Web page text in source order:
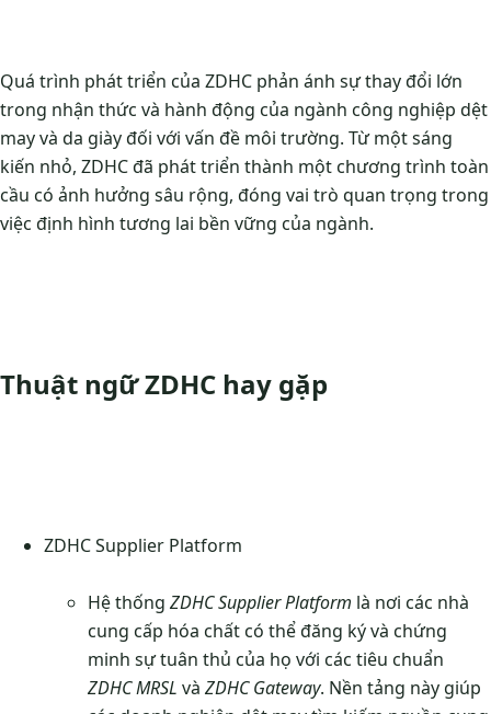
Quá trình phát triển của ZDHC phản ánh sự thay đổi lớn
trong nhận thức và hành động của ngành công nghiệp dệt
may và da giày đối với vấn đề môi trường. Từ một sáng
kiến nhỏ, ZDHC đã phát triển thành một chương trình toàn
cầu có ảnh hưởng sâu rộng, đóng vai trò quan trọng trong
việc định hình tương lai bền vững của ngành.
Thuật ngữ ZDHC hay gặp
ZDHC Supplier Platform
Hệ thống ZDHC Supplier Platform là nơi các nhà
cung cấp hóa chất có thể đăng ký và chứng
minh sự tuân thủ của họ với các tiêu chuẩn
ZDHC MRSL và ZDHC Gateway. Nền tảng này giúp